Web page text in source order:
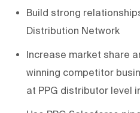
Build strong
Distribution Network
Increase market share
winning competitor
at PPG distributor level